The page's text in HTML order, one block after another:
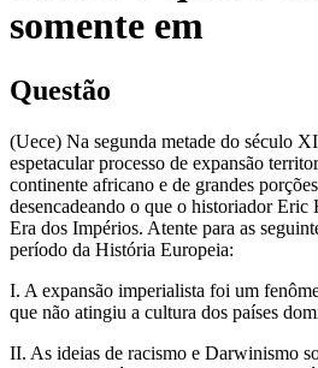
somente em
Questão
(Uece) Na segunda metade do século
espetacular processo de expansão
continente africano e de grandes
desencadeando o que o historiador
Era dos Impérios. Atente para as
período da História Europeia:
I. A expansão imperialista foi um
que não atingiu a cultura dos países
II. As ideias de racismo e Darwinismo